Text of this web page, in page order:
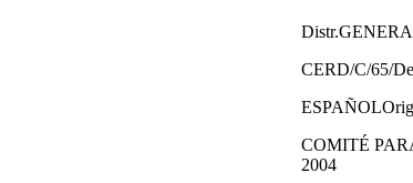
CERD/C/65/
COMITÉ
2004